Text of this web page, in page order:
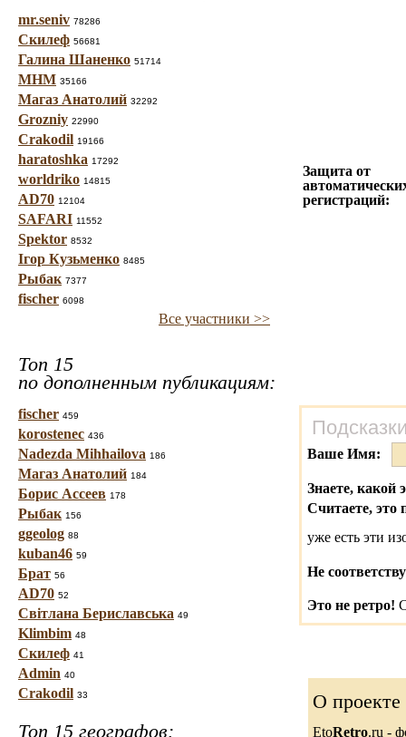
mr.seniv 78286
Скилеф 56681
Галина Шаненко 51714
МНМ 35166
Магаз Анатолий 32292
Grozniy 22990
Crakodil 19166
haratoshka 17292
worldriko 14815
AD70 12104
SAFARI 11552
Spektor 8532
Ігор Кузьменко 8485
Рыбак 7377
fischer 6098
Все участники >>
Топ 15
по дополненным публикациям:
fischer 459
korostenec 436
Nadezda Mihhailova 186
Магаз Анатолий 184
Борис Ассеев 178
Рыбак 156
ggeolog 88
kuban46 59
Брат 56
AD70 52
Світлана Бериславська 49
Klimbim 48
Скилеф 41
Admin 40
Crakodil 33
Топ 15 географов:
Защита от
регистраций:
Ваше Имя:
Знаете, какой
Считаете, это
уже есть эти
Не
Это не ретро!
О проекте
EtoRetro.ru -